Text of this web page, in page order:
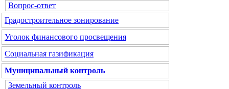
Вопрос-ответ
Градостроительное зонирование
Уголок финансового просвещения
Социальная газификация
Муниципальный контроль
Земельный контроль